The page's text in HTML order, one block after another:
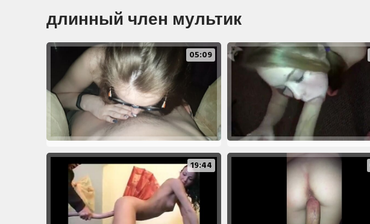
длинный член мультик
05:09
19:44